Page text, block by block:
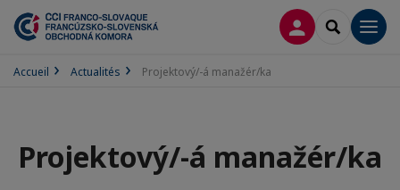
CONNEXION
Accueil Actualités Projektový/-á manažér/ka
Projektový/-á manažér/ka